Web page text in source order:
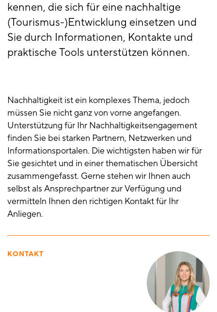
kennen, die sich für eine nachhaltige
(Tourismus-)Entwicklung einsetzen und
Sie durch Informationen, Kontakte und
praktische Tools unterstützen können.
Nachhaltigkeit ist ein komplexes Thema, jedoch
müssen Sie nicht ganz von vorne angefangen.
Unterstützung für Ihr Nachhaltigkeitsengagement
finden Sie bei starken Partnern, Netzwerken und
Informationsportalen. Die wichtigsten haben wir für
Sie gesichtet und in einer thematischen Übersicht
zusammengefasst. Gerne stehen wir Ihnen auch
selbst als Ansprechpartner zur Verfügung und
vermitteln Ihnen den richtigen Kontakt für Ihr
Anliegen.
KONTAKT